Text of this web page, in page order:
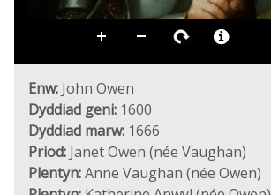
Enw: John Owen
Dyddiad geni: 1600
Dyddiad marw: 1666
Priod: Janet Owen (née Vaughan)
Plentyn:Anne Vaughan (née Owen)